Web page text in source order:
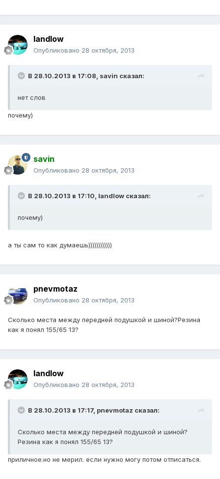
landlow
Опубликовано 28 октября, 2013
В 28.10.2013 в 17:08, savin сказал:
нет слов
почему)
savin
Опубликовано 28 октября, 2013
В 28.10.2013 в 17:10, landlow сказал:
почему)
а ты сам то как думаешь))))))))))))
pnevmotaz
Опубликовано 28 октября, 2013
Сколько места между передней подушкой и шиной?Резина
как я понял 155/65 13?
landlow
Опубликовано 28 октября, 2013
В 28.10.2013 в 17:17, pnevmotaz сказал:
Сколько места между передней подушкой и шиной?
Резина как я понял 155/65 13?
приличное.но не мерил. если нужно могу потом отписаться.